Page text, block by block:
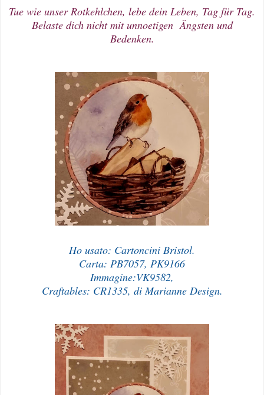
Tue wie unser Rotkehlchen, lebe dein Leben, Tag für Tag.
Belaste dich nicht mit unnoetigen Ängsten und
Bedenken.
Ho usato: Cartoncini Bristol.
Carta: PB7057, PK9166
Immagine:VK9582,
Craftables: CR1335, di Marianne Design.